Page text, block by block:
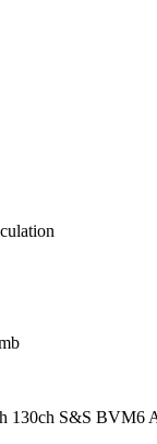
130ch S&S BVM6